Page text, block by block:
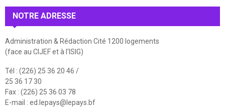
NOTRE ADRESSE
Administration & Rédaction Cité 1200 logements
(face au CIJEF et à l'ISIG)
Tél : (226) 25 36 20 46 /
25 36 17 30
Fax : (226) 25 36 03 78
E-mail : ed.lepays@lepays.bf